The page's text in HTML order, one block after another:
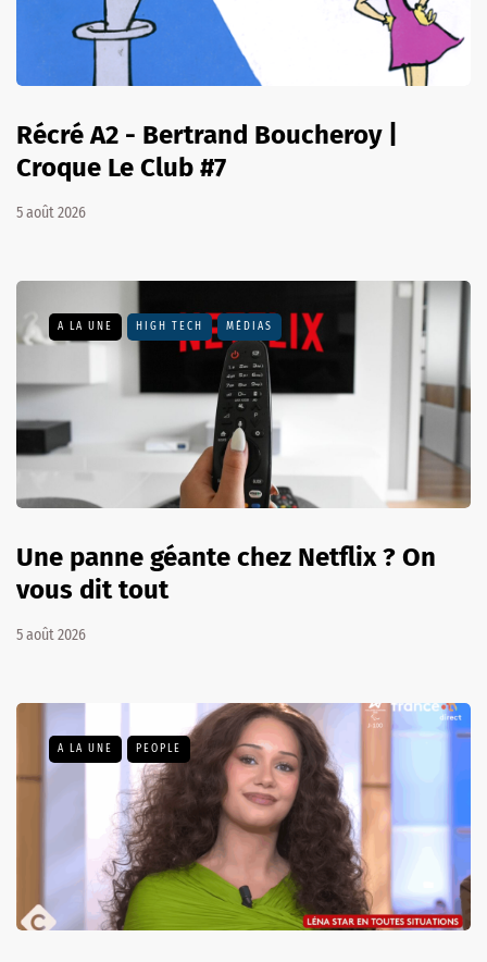
Récré A2 - Bertrand Boucheroy |
Croque Le Club #7
5 août 2026
A LA UNE HIGH TECH MÉDIAS
Une panne géante chez Netflix ? On
vous dit tout
5 août 2026
A LA UNE PEOPLE